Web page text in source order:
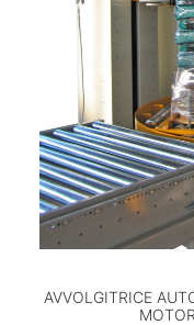
AVVOLGITRICE